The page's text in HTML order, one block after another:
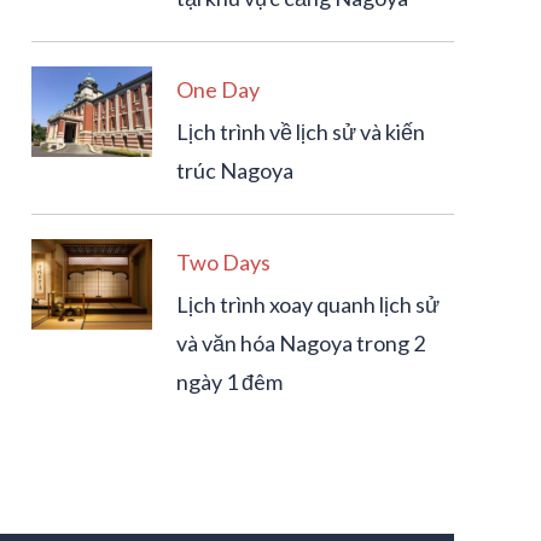
One Day
Lịch trình về lịch sử và kiến
trúc Nagoya
Two Days
Lịch trình xoay quanh lịch sử
và văn hóa Nagoya trong 2
ngày 1 đêm